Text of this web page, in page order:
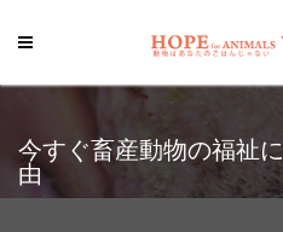
今すぐ畜産動物の福祉
由